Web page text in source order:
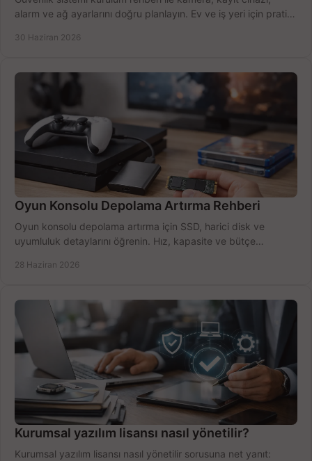
alarm ve ağ ayarlarını doğru planlayın. Ev ve iş yeri için pratik
30 Haziran 2026
Oyun Konsolu Depolama Artırma Rehberi
Oyun konsolu depolama artırma için SSD, harici disk ve
uyumluluk detaylarını öğrenin. Hız, kapasite ve bütçe
28 Haziran 2026
Kurumsal yazılım lisansı nasıl yönetilir?
Kurumsal yazılım lisansı nasıl yönetilir sorusuna net yanıt: